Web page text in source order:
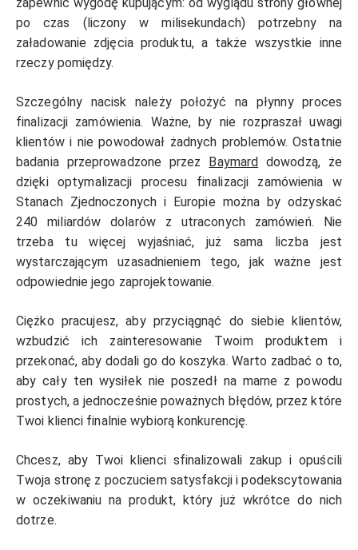
po czas (liczony w milisekundach) potrzebny na
załadowanie zdjęcia produktu, a także wszystkie inne
rzeczy pomiędzy.
Szczególny nacisk należy położyć na płynny proces
finalizacji zamówienia. Ważne, by nie rozpraszał uwagi
klientów i nie powodował żadnych problemów. Ostatnie
badania przeprowadzone przez Baymard dowodzą, że
dzięki optymalizacji procesu finalizacji zamówienia w
Stanach Zjednoczonych i Europie można by odzyskać
240 miliardów dolarów z utraconych zamówień. Nie
trzeba tu więcej wyjaśniać, już sama liczba jest
wystarczającym uzasadnieniem tego, jak ważne jest
odpowiednie jego zaprojektowanie.
Ciężko pracujesz, aby przyciągnąć do siebie klientów,
wzbudzić ich zainteresowanie Twoim produktem i
przekonać, aby dodali go do koszyka. Warto zadbać o to,
aby cały ten wysiłek nie poszedł na marne z powodu
prostych, a jednocześnie poważnych błędów, przez które
Twoi klienci finalnie wybiorą konkurencję.
Chcesz, aby Twoi klienci sfinalizowali zakup i opuścili
Twoja stronę z poczuciem satysfakcji i podekscytowania
w oczekiwaniu na produkt, który już wkrótce do nich
dotrze.